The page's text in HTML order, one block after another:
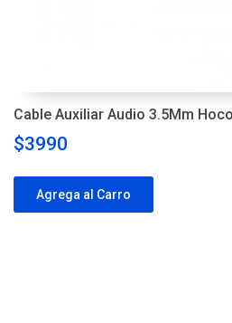
Cable Auxiliar Audio 3.5Mm
$3990
Agrega al Carro